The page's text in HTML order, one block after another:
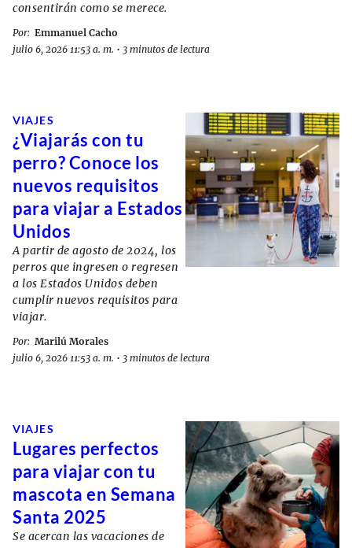
consentirán como se merece.
Por: Emmanuel Cacho
julio 6, 2026 11:53 a. m. • 3 minutos de lectura
VIAJES
¿Viajarás con tu
perro? Conoce los
nuevos requisitos
para viajar a Estados
Unidos
A partir de agosto de 2024, los
perros que ingresen o regresen
a los Estados Unidos deben
cumplir nuevos requisitos para
viajar.
Por: Marilú Morales
julio 6, 2026 11:53 a. m. • 3 minutos de lectura
VIAJES
Lugares perfectos
para viajar con tu
mascota en Semana
Santa 2025
Se acercan las vacaciones de